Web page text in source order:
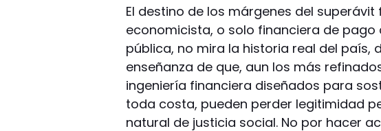
El destino de los márgenes del
economicista, o solo financiera de
pública, no mira la historia real del país,
enseñanza de que, aun los más
ingeniería financiera diseñados para
toda costa, pueden perder legitimidad
natural de justicia social. No por hacer